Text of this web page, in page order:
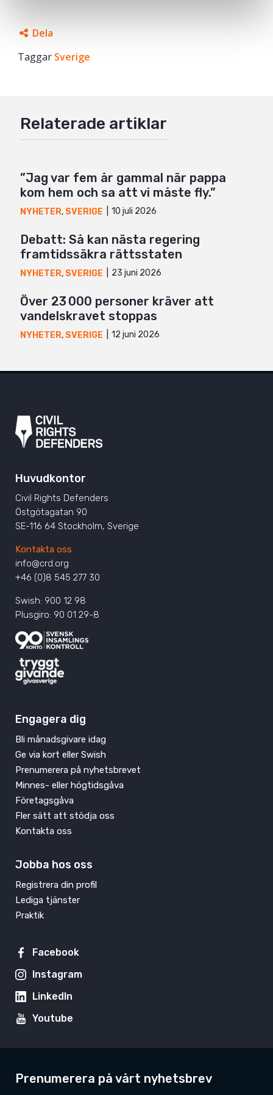
Dela
Facebook
Mail
Taggar Sverige
Relaterade artiklar
”Jag var fem år gammal när pappa
kom hem och sa att vi måste fly.”
NYHETER, SVERIGE 10 juli 2026
Debatt: Så kan nästa regering
framtidssäkra rättsstaten
NYHETER, SVERIGE 23 juni 2026
Över 23 000 personer kräver att
vandelskravet stoppas
NYHETER, SVERIGE 12 juni 2026
Huvudkontor
Civil Rights Defenders
Östgötagatan 90
SE-116 64 Stockholm, Sverige
Kontakta oss
info@crd.org
+46 (0)8 545 277 30
Swish: 900 12 98
Plusgiro: 90 01 29-8
Engagera dig
Bli månadsgivare idag
Ge via kort eller Swish
Prenumerera på nyhetsbrevet
Minnes- eller högtidsgåva
Företagsgåva
Fler sätt att stödja oss
Kontakta oss
Jobba hos oss
Registrera din profil
Lediga tjänster
Praktik
Facebook
Instagram
LinkedIn
Youtube
Prenumerera på vårt nyhetsbrev